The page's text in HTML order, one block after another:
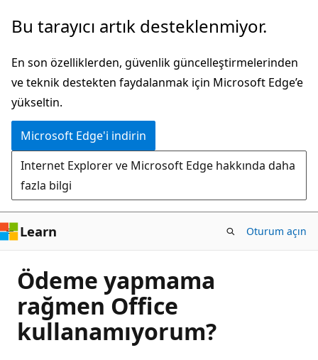
Ana
atla
Bu tarayıcı artık desteklenmiyor.
En son özelliklerden, güvenlik güncelleştirmelerinden
ve teknik destekten faydalanmak için Microsoft Edge’e
yükseltin.
Microsoft Edge'i indirin
Internet Explorer ve Microsoft Edge hakkında daha
fazla bilgi
Learn Oturum açın
Ödeme yapmama
rağmen Office
kullanamıyorum?